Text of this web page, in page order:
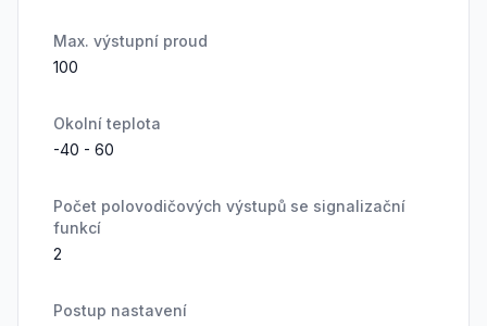
Max. výstupní proud
100
Okolní teplota
-40 - 60
Počet polovodičových výstupů se signalizační
funkcí
2
Postup nastavení